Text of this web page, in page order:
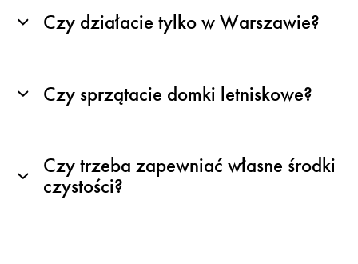
Czy działacie tylko w Warszawie?
Czy sprzątacie domki letniskowe?
Czy trzeba zapewniać własne środki
czystości?